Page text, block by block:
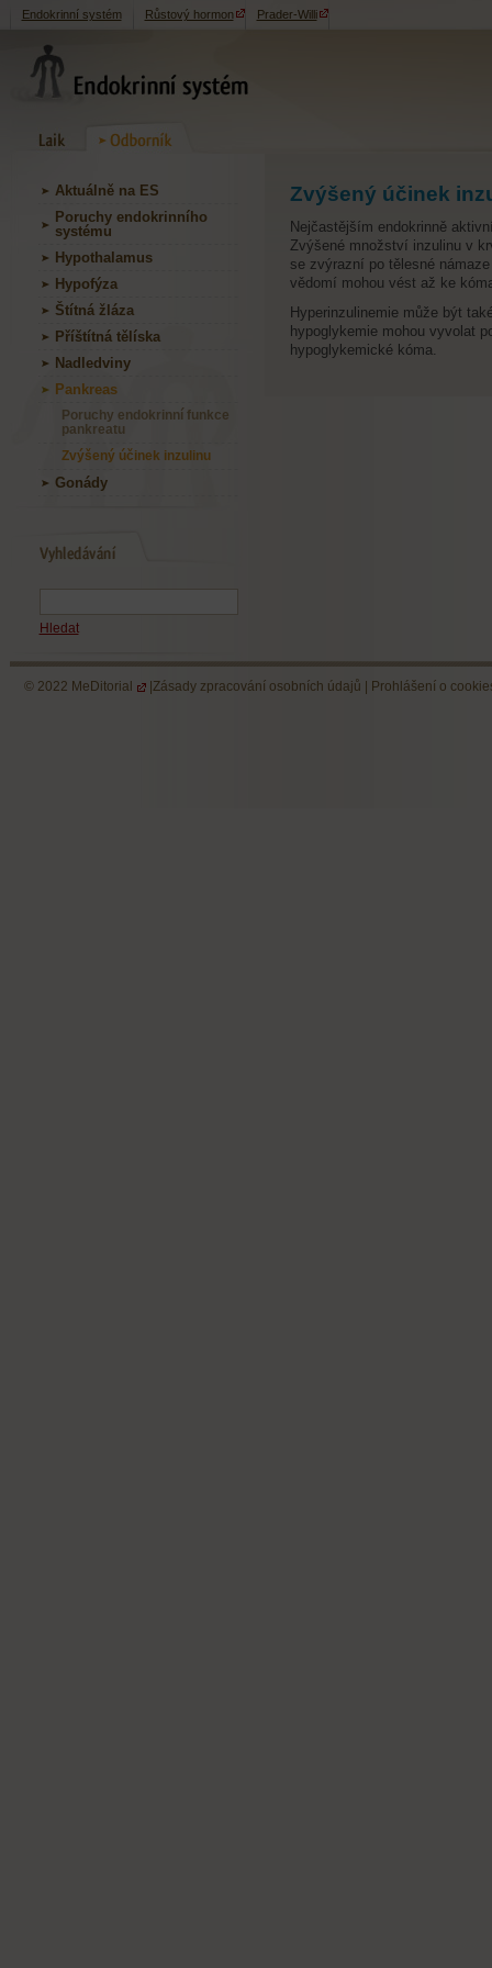
Endokrinní systém Růstový hormon Prader-Willi
Aktuálně na ES
Poruchy endokrinního
systému
Hypothalamus
Hypofýza
Štítná žláza
Příštítná tělíska
Nadledviny
Pankreas
Poruchy endokrinní funkce
pankreatu
Zvýšený účinek inzulinu
Gonády
Hledat
Zvýšený účinek
Nejčastějším endokrinně
Zvýšené množství inzulinu v
se zvýrazní po tělesné
vědomí mohou vést až ke
Hyperinzulinemie může být
hypoglykemie mohou vyvolat
hypoglykemické kóma.
© 2022 MeDitorial | Zásady zpracování osobních údajů Prohlášení o